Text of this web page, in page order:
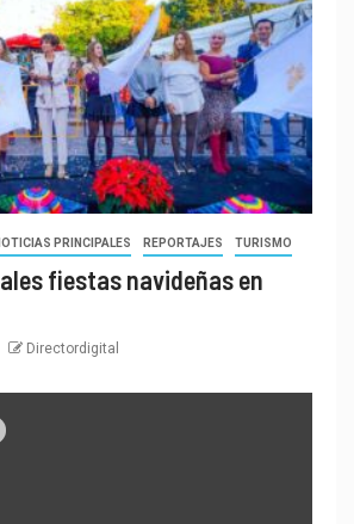
PRINCIPALES REPORTAJES TURISMO
fiestas navideñas en
Directordigital